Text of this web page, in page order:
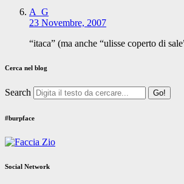
A_G
23 Novembre, 2007
“itaca” (ma anche “ulisse coperto di
Cerca nel blog
Search
#burpface
Social Network